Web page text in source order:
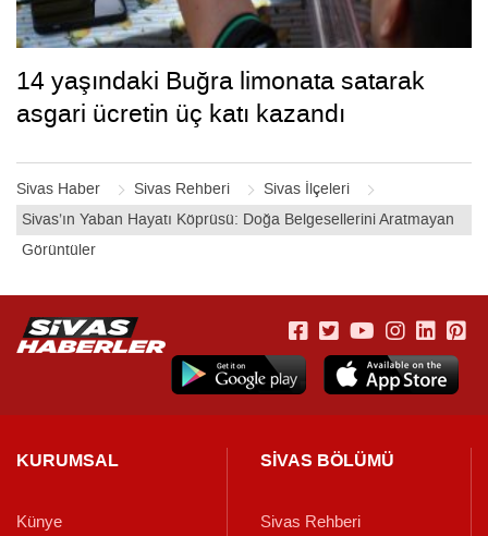
Sivas Haber Sivas Rehberi
Sivas İlçeleri
Sivas’ın Yaban Hayatı Köprüsü: Doğa Belgesellerini Aratmayan
Görüntüler
14 yaşındaki Buğra limonata satarak
asgari ücretin üç katı kazandı
KURUMSAL
Künye
SİVAS BÖLÜMÜ
Sivas Rehberi